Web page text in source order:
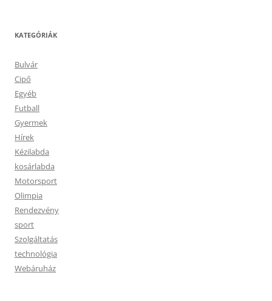
KATEGÓRIÁK
Bulvár
Cipő
Egyéb
Futball
Gyermek
Hírek
Kézilabda
kosárlabda
Motorsport
Olimpia
Rendezvény
sport
Szolgáltatás
technológia
Webáruház